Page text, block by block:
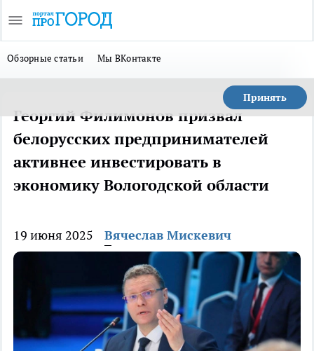
Обзорные статьи Мы ВКонтакте
Принять
Георгий Филимонов призвал
белорусских предпринимателей
активнее инвестировать в
экономику Вологодской области
19 июня 2025 Вячеслав Мискевич